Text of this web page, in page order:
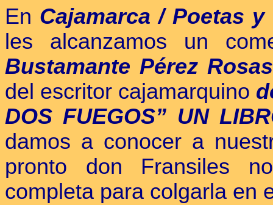
En Cajamarca / Poetas
les alcanzamos un
Bustamante Pérez
del escritor cajamarquino
DOS FUEGOS” UN
damos a conocer a
pronto don Fransiles
completa para colgarla en